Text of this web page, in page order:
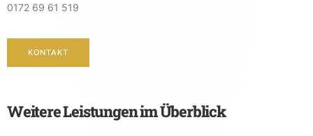
0172 69 61 519
KONTAKT
Weitere Leistungen im Überblick